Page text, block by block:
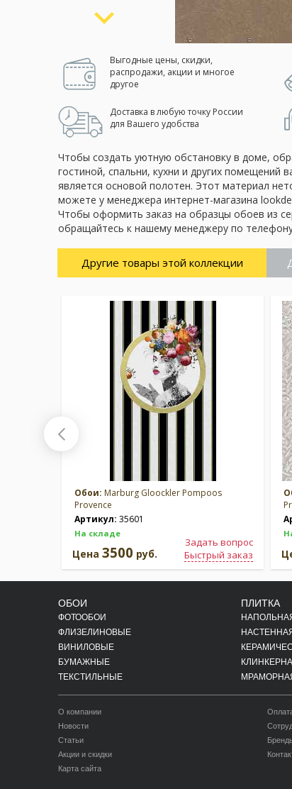
Выгодные цены, скидки,
распродажи, акции и многое
другое
Доставка в любую точку России
для Вашего удобства
Чтобы создать уютную обстановку в доме,
гостиной, спальни, кухни и других помещений
является основой полотен. Этот материал
можете у менеджера интернет-магазина
Чтобы оформить заказ на образцы обоев из
обращайтесь к нашему менеджеру по
Другие товары этой коллекции
Обои: Marburg Gloockler Pompoos
Provence
Артикул: 35601
На складе
Задать вопрос
Быстрый заказ
Цена 3500 руб.
ОБОИ
ФОТООБОИ
ФЛИЗЕЛИНОВЫЕ
ВИНИЛОВЫЕ
БУМАЖНЫЕ
ТЕКСТИЛЬНЫЕ
ПЛИТКА
О компании
Новости
Статьи
Акции и скидки
Карта сайта